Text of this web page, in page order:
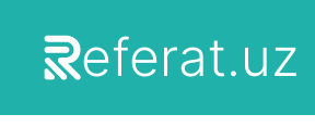
eferat.uz